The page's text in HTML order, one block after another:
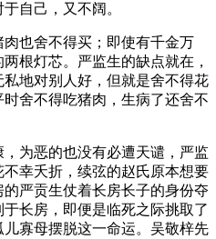
自己，又不阔。
也舍不得买；即使有千金万
根灯芯。严监生的缺点就在，
地对别人好，但就是舍不得花
舍不得吃猪肉，生病了还舍不
为恶的也没有必遭天谴，严监
幸夭折，续弦的赵氏原本想要
严贡生仗着长房长子的身份夺
长房，即便是临死之际挑取了
寡母摆脱这一命运。吴敬梓先